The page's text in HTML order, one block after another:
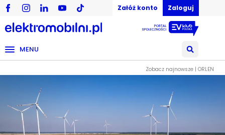
Załóż konto Zaloguj
MENU
Zobacz najnowsze | ORLEN